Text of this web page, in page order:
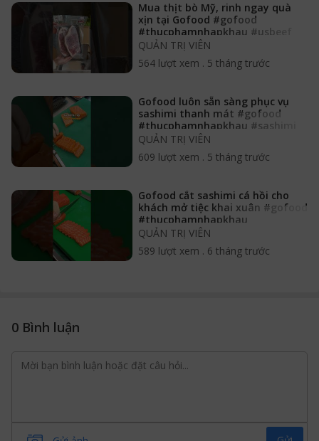
Mua thịt bò Mỹ, rinh ngay quà
xịn tại Gofood #gofood
#thucphamnhapkhau #usbeef
#bomy
QUẢN TRỊ VIÊN
564 lượt xem . 5 tháng trước
Gofood luôn sẵn sàng phục vụ
sashimi thanh mát #gofood
#thucphamnhapkhau #sashimi
QUẢN TRỊ VIÊN
609 lượt xem . 5 tháng trước
Gofood cắt sashimi cá hồi cho
khách mở tiệc khai xuân #gofood
#thucphamnhapkhau
#sashimicahoi
QUẢN TRỊ VIÊN
589 lượt xem . 6 tháng trước
0 Bình luận